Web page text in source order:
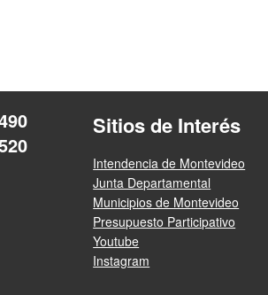
Sitios de Interés
Intendencia de Montevideo
Junta Departamental
Municipios de Montevideo
Presupuesto Participativo
Youtube
Instagram